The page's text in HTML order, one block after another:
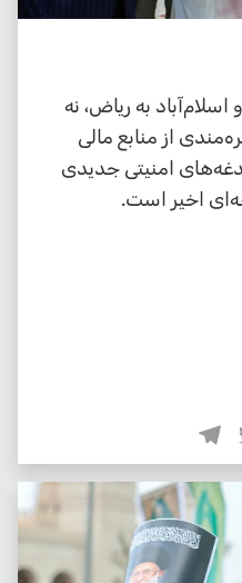
به ریاض، نه
از منابع مالی
امنیتی جدیدی
اخیر است.